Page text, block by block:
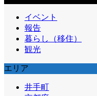
イベント
報告
暮らし（移住）
観光
エリア
井手町